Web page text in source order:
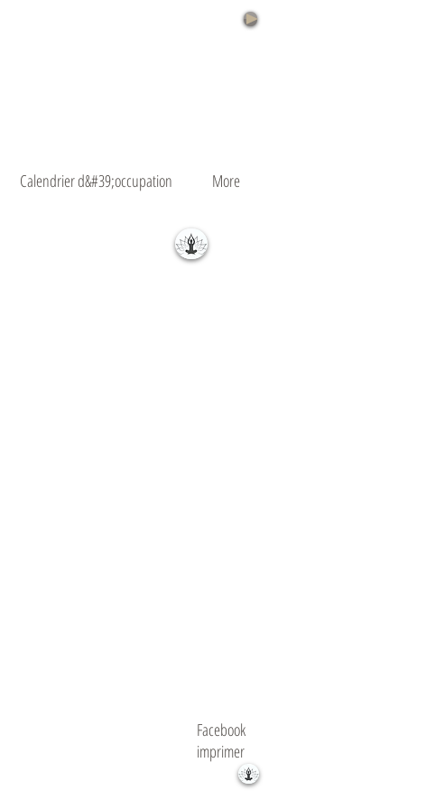
Calendrier d&#39;occupation More
Facebook
imprimer